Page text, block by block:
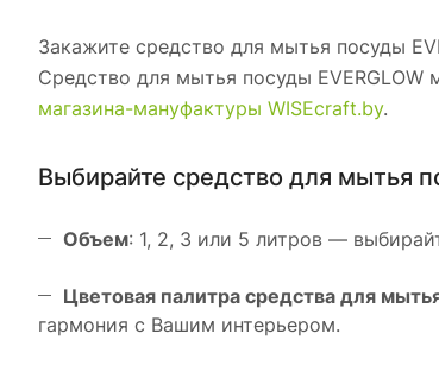
Закажите средство для мытья посуды
Средство для мытья посуды
магазина-мануфактуры WISEcraft.by.
Выбирайте средство для мытья
Объем: 1, 2, 3 или 5 литров —
Цветовая палитра средства для
гармония с Вашим интерьером.